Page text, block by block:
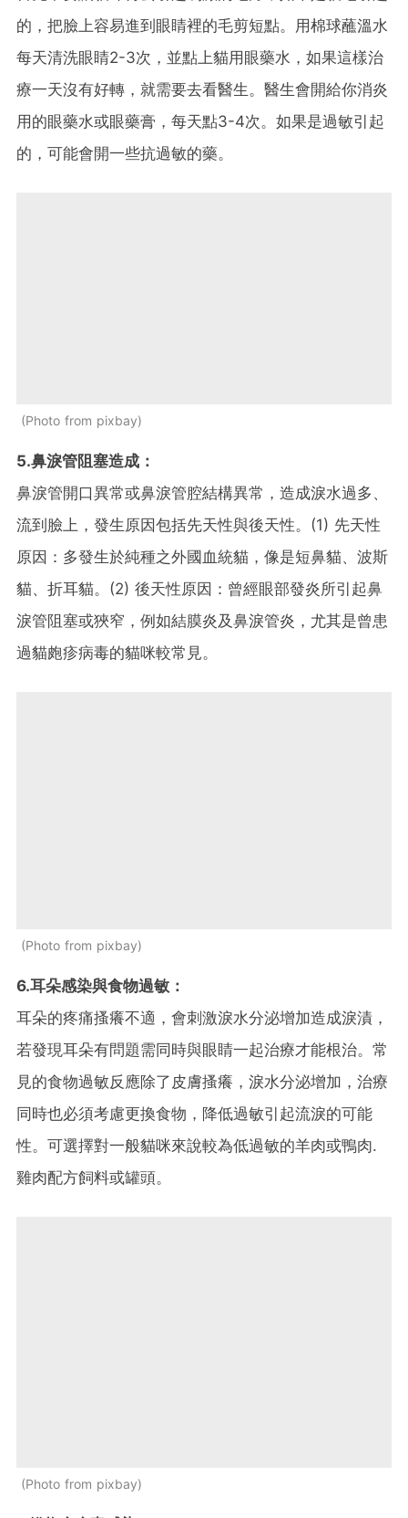
的，把臉上容易進到眼睛裡的毛剪短點。用棉球蘸溫水
每天清洗眼睛2-3次，並點上貓用眼藥水，如果這樣治
療一天沒有好轉，就需要去看醫生。醫生會開給你消炎
用的眼藥水或眼藥膏，每天點3-4次。如果是過敏引起
的，可能會開一些抗過敏的藥。
Photo from pixbay
5.鼻淚管阻塞造成：
鼻淚管開口異常或鼻淚管腔結構異常，造成淚水過多、
流到臉上，發生原因包括先天性與後天性。(1) 先天性
原因：多發生於純種之外國血統貓，像是短鼻貓、波斯
貓、折耳貓。(2) 後天性原因：曾經眼部發炎所引起鼻
淚管阻塞或狹窄，例如結膜炎及鼻淚管炎，尤其是曾患
過貓皰疹病毒的貓咪較常見。
Photo from pixbay
6.耳朵感染與食物過敏：
耳朵的疼痛搔癢不適，會刺激淚水分泌增加造成淚漬，
若發現耳朵有問題需同時與眼睛一起治療才能根治。常
見的食物過敏反應除了皮膚搔癢，淚水分泌增加，治療
同時也必須考慮更換食物，降低過敏引起流淚的可能
性。可選擇對一般貓咪來說較為低過敏的羊肉或鴨肉.
雞肉配方飼料或罐頭。
Photo from pixbay